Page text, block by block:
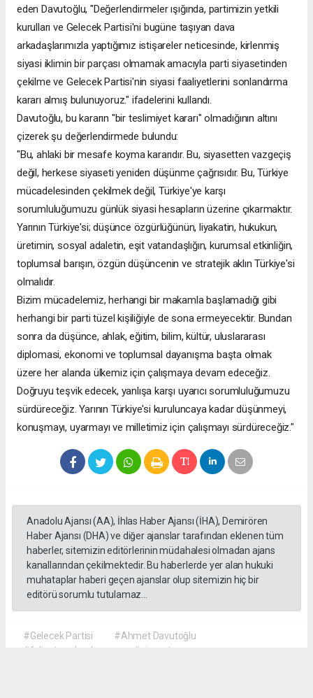
eden Davutoğlu, "Değerlendirmeler ışığında, partimizin yetkili
kurulları ve Gelecek Partisi'ni bugüne taşıyan dava
arkadaşlarımızla yaptığımız istişareler neticesinde, kirlenmiş
siyasi iklimin bir parçası olmamak amacıyla parti siyasetinden
çekilme ve Gelecek Partisi'nin siyasi faaliyetlerini sonlandırma
kararı almış bulunuyoruz." ifadelerini kullandı.
Davutoğlu, bu kararın "bir teslimiyet kararı" olmadığının altını
çizerek şu değerlendirmede bulundu:
"Bu, ahlaki bir mesafe koyma kararıdır. Bu, siyasetten vazgeçiş
değil, herkese siyaseti yeniden düşünme çağrısıdır. Bu, Türkiye
mücadelesinden çekilmek değil, Türkiye'ye karşı
sorumluluğumuzu günlük siyasi hesapların üzerine çıkarmaktır.
Yarının Türkiye'si; düşünce özgürlüğünün, liyakatin, hukukun,
üretimin, sosyal adaletin, eşit vatandaşlığın, kurumsal etkinliğin,
toplumsal barışın, özgün düşüncenin ve stratejik aklın Türkiye'si
olmalıdır.
Bizim mücadelemiz, herhangi bir makamla başlamadığı gibi
herhangi bir parti tüzel kişiliğiyle de sona ermeyecektir. Bundan
sonra da düşünce, ahlak, eğitim, bilim, kültür, uluslararası
diplomasi, ekonomi ve toplumsal dayanışma başta olmak
üzere her alanda ülkemiz için çalışmaya devam edeceğiz.
Doğruyu teşvik edecek, yanlışa karşı uyarıcı sorumluluğumuzu
sürdüreceğiz. Yarının Türkiye'si kuruluncaya kadar düşünmeyi,
konuşmayı, uyarmayı ve milletimiz için çalışmayı sürdüreceğiz."
Anadolu Ajansı (AA), İhlas Haber Ajansı (İHA), Demirören
Haber Ajansı (DHA) ve diğer ajanslar tarafından eklenen tüm
haberler, sitemizin editörlerinin müdahalesi olmadan ajans
kanallarından çekilmektedir. Bu haberlerde yer alan hukuki
muhataplar haberi geçen ajanslar olup sitemizin hiç bir
editörü sorumlu tutulamaz...
#Gelecek Partisi
#Ahmet Davutoğlu
#faliyet sonlandırma
#siyaset